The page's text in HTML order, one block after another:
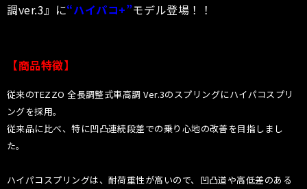
調ver.3』に“ハイパコ+”モデル登場！！
【商品特徴】
従来のTEZZO 全長調整式車高調 Ver.3のスプリングにハイパコスプリ
ングを採用。
従来品に比べ、特に凹凸連続段差での乗り心地の改善を目指しまし
た。
ハイパコスプリングは、耐荷重性が高いので、凹凸道や高低差のある